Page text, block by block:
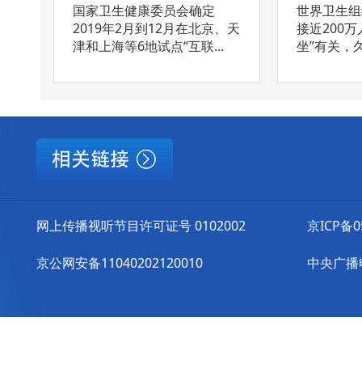
国家卫生健康委员会确定
2019年2月到12月在北京、天
津和上海等6地试点“互联...
世界卫生
接近200万
坐”有关，
网上传播视听节目许可证号 0102002
京公网安备11040202120010
京ICP备
中央广